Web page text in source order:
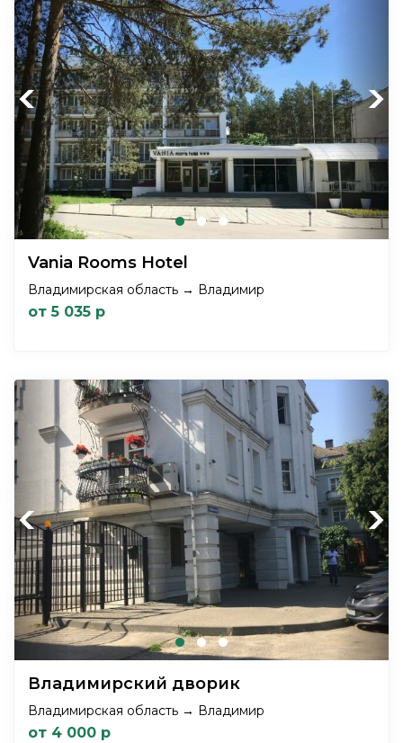
Previous Next
Vania Rooms Hotel
Владимирская область → Владимир
от 5 035 р
Previous Next
Владимирский дворик
Владимирская область → Владимир
от 4 000 р